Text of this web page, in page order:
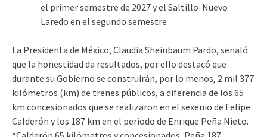
el primer semestre de 2027 y el Saltillo-Nuevo
Laredo en el segundo semestre
La Presidenta de México, Claudia Sheinbaum Pardo, señaló
que la honestidad da resultados, por ello destacó que
durante su Gobierno se construirán, por lo menos, 2 mil 377
kilómetros (km) de trenes públicos, a diferencia de los 65
km concesionados que se realizaron en el sexenio de Felipe
Calderón y los 187 km en el periodo de Enrique Peña Nieto.